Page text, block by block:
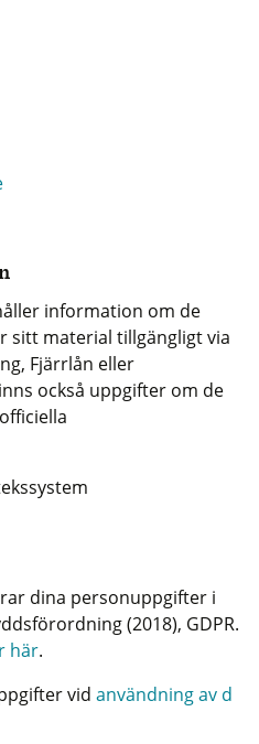
information om de
sitt material tillgängligt via
Fjärrlån eller
också uppgifter om de
dina personuppgifter i
(2018), GDPR.
här.
vid användning av d